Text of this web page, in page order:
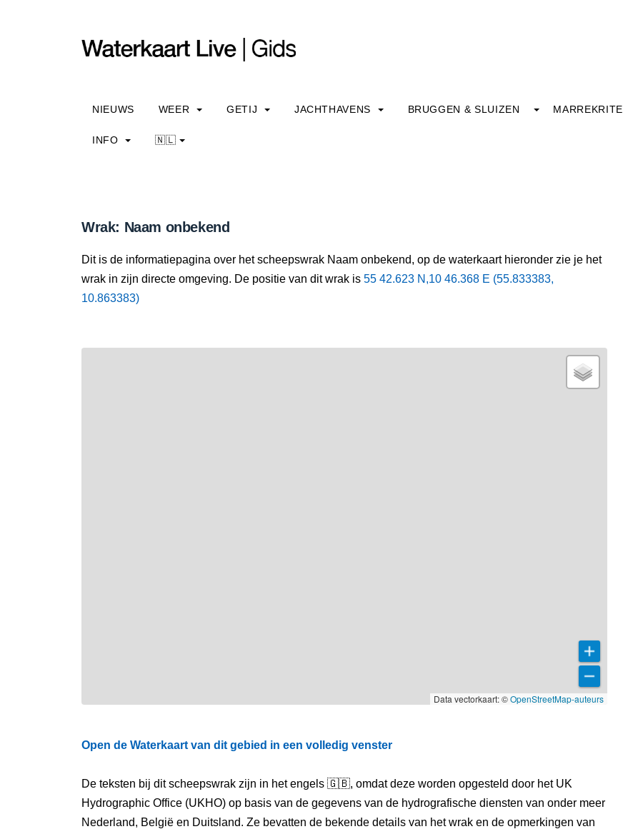
NIEUWS WEER GETIJ JACHTHAVENS BRUGGEN & SLUIZEN MARREKRITE
INFO 🇳🇱
Wrak: Naam onbekend
Dit is de informatiepagina over het scheepswrak Naam onbekend, op de waterkaart hieronder zie je het
wrak in zijn directe omgeving. De positie van dit wrak is 55 42.623 N,10 46.368 E (55.833383,
10.863383)
Data vectorkaart: ©OpenStreetMap-auteurs
Open de Waterkaart van dit gebied in een volledig venster
De teksten bij dit scheepswrak zijn in het engels 🇬🇧, omdat deze worden opgesteld door het UK
Hydrographic Office (UKHO) op basis van de gegevens van de hydrografische diensten van onder meer
Nederland, België en Duitsland. Ze bevatten de bekende details van het wrak en de opmerkingen van